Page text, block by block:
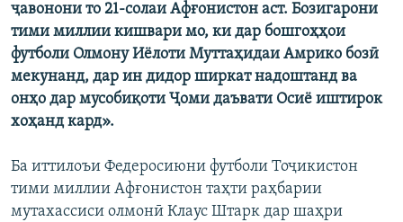
ҷавонони то 21-солаи Афғонистон аст. Бозигарони
тими миллии кишвари мо, ки дар бошгоҳҳои
футболи Олмону Иёлоти Муттаҳидаи Амрико бозӣ
мекунанд, дар ин дидор ширкат надоштанд ва
онҳо дар мусобиқоти Ҷоми даъвати Осиё иштирок
хоҳанд кард».
Ба иттилоъи Федеросиюни футболи Тоҷикистон
тими миллии Афғонистон таҳти раҳбарии
мутахассиси олмонӣ Клаус Штарк дар шаҳри